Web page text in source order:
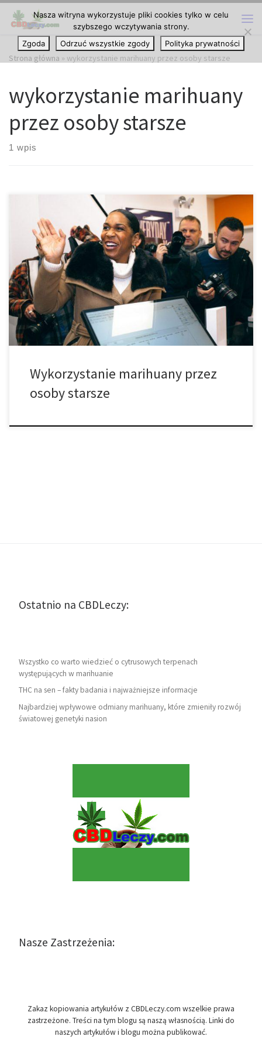
Przejdź do treści
Strona główna » wykorzystanie marihuany przez osoby starsze
wykorzystanie marihuany
przez osoby starsze
1 wpis
Badanie: Wykorzystanie marihuany przez osoby starsze. Nowe
izraelskie badanie wykazało, że wykorzystanie marihuany przez
osoby starsze jest nie tylko bezpieczne, ale również okazuje się
być skuteczne – zmniejsza również ilość wykorzystywanych
środków farmaceutycznych, które mogą być uzależniające.
Badanie opublikowane przez European Journal of Internal
Medicine odkryło trzy intrygujące korelacje między […]
Wykorzystanie marihuany przez
osoby starsze
Ostatnio na CBDLeczy:
Wszystko co warto wiedzieć o cytrusowych terpenach
występujących w marihuanie
THC na sen – fakty badania i najważniejsze informacje
Najbardziej wpływowe odmiany marihuany, które zmieniły rozwój
światowej genetyki nasion
Nasze Zastrzeżenia:
Zakaz kopiowania artykułów z CBDLeczy.com wszelkie prawa
zastrzeżone. Treści na tym blogu są naszą własnością. Linki do
naszych artykułów i blogu można publikować.
Nasza witryna wykorzystuje pliki cookies tylko w celu
szybszego wczytywania strony.
Zgoda
Odrzuć wszystkie zgody Polityka prywatności